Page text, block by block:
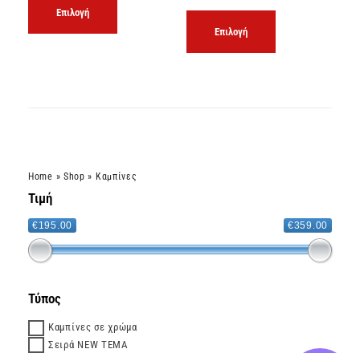
Επιλογή
Επιλογή
Home » Shop » Καμπίνες
Τιμή
€195.00 €359.00
Τύπος
Καμπίνες σε χρώμα
Σειρά NEW TEMA